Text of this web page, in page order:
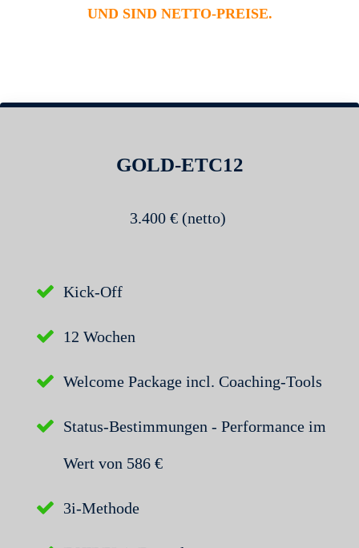
UND SIND NETTO-PREISE.
GOLD-ETC12
3.400 € (netto)
Kick-Off
12 Wochen
Welcome Package incl. Coaching-Tools
Status-Bestimmungen - Performance im
Wert von 586 €
3i-Methode